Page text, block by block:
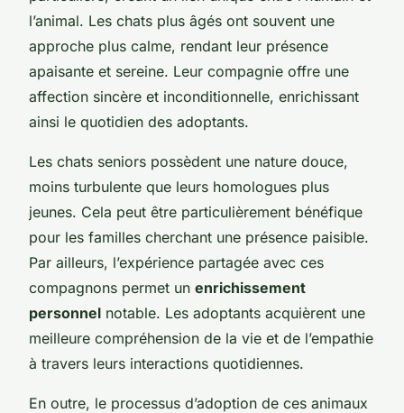
l’animal. Les chats plus âgés ont souvent une
approche plus calme, rendant leur présence
apaisante et sereine. Leur compagnie offre une
affection sincère et inconditionnelle, enrichissant
ainsi le quotidien des adoptants.
Les chats seniors possèdent une nature douce,
moins turbulente que leurs homologues plus
jeunes. Cela peut être particulièrement bénéfique
pour les familles cherchant une présence paisible.
Par ailleurs, l’expérience partagée avec ces
compagnons permet un enrichissement
personnel notable. Les adoptants acquièrent une
meilleure compréhension de la vie et de l’empathie
à travers leurs interactions quotidiennes.
En outre, le processus d’adoption de ces animaux